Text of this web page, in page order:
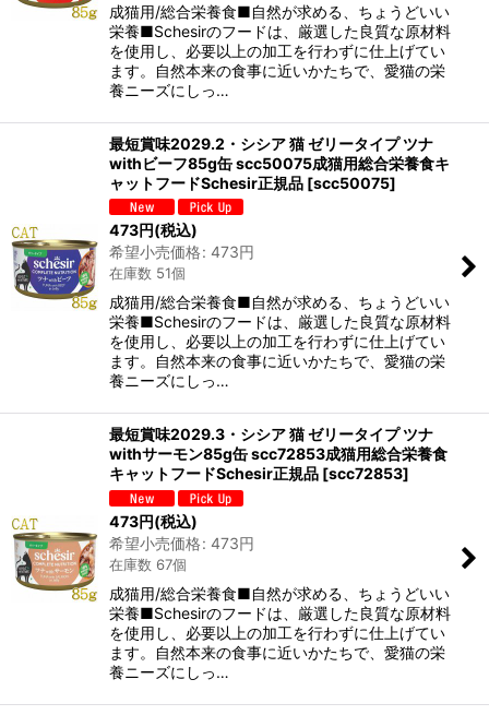
成猫用/総合栄養食■自然が求める、ちょうどいい
栄養■Schesirのフードは、厳選した良質な原材料
を使用し、必要以上の加工を行わずに仕上げてい
ます。自然本来の食事に近いかたちで、愛猫の栄
養ニーズにしっ…
最短賞味2029.2・シシア 猫 ゼリータイプ ツナ
withビーフ85g缶 scc50075成猫用総合栄養食キ
ャットフードSchesir正規品 [scc50075]
473円(税込)
希望小売価格: 473円
在庫数 51個
成猫用/総合栄養食■自然が求める、ちょうどいい
栄養■Schesirのフードは、厳選した良質な原材料
を使用し、必要以上の加工を行わずに仕上げてい
ます。自然本来の食事に近いかたちで、愛猫の栄
養ニーズにしっ…
最短賞味2029.3・シシア 猫 ゼリータイプ ツナ
withサーモン85g缶 scc72853成猫用総合栄養食
キャットフードSchesir正規品 [scc72853]
473円(税込)
希望小売価格: 473円
在庫数 67個
成猫用/総合栄養食■自然が求める、ちょうどいい
栄養■Schesirのフードは、厳選した良質な原材料
を使用し、必要以上の加工を行わずに仕上げてい
ます。自然本来の食事に近いかたちで、愛猫の栄
養ニーズにしっ…